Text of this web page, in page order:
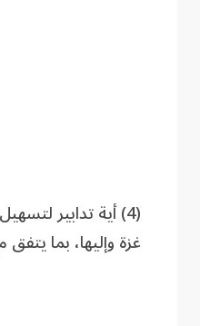
(4) أية تدابير
غزة وإليها، بما